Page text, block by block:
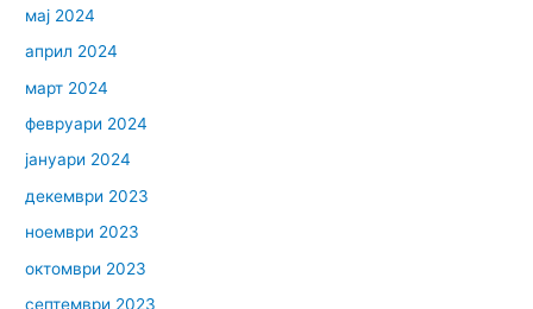
мај 2024
април 2024
март 2024
февруари 2024
јануари 2024
декември 2023
ноември 2023
октомври 2023
септември 2023